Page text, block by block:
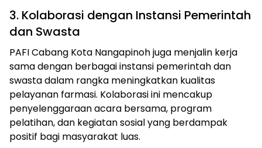
3. Kolaborasi dengan Instansi Pemerintah
dan Swasta
PAFI Cabang Kota Nangapinoh juga menjalin kerja
sama dengan berbagai instansi pemerintah dan
swasta dalam rangka meningkatkan kualitas
pelayanan farmasi. Kolaborasi ini mencakup
penyelenggaraan acara bersama, program
pelatihan, dan kegiatan sosial yang berdampak
positif bagi masyarakat luas.